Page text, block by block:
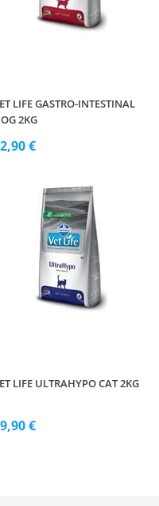
LIFE GASTRO-INTESTINAL
2KG
€
LIFE ULTRAHYPO CAT 2KG
€